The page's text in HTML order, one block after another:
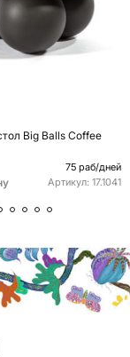
Coffee
75 раб/дней
Артикул: 17.1041